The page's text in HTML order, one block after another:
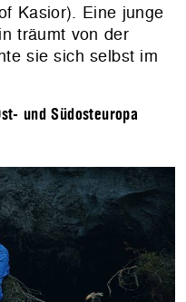
Kasior). Eine junge
träumt von der
sie sich selbst im
und Südosteuropa